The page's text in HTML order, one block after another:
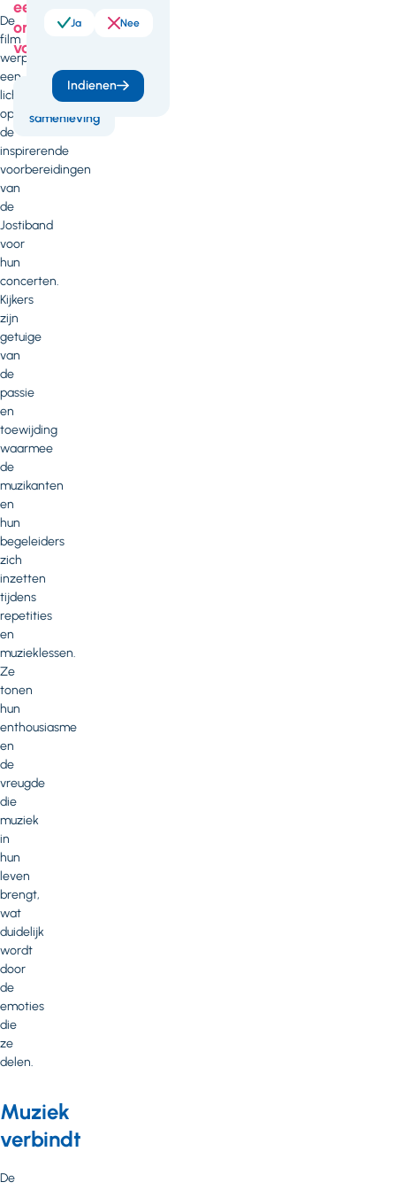
De
film
werpt
een
licht
op
de
inspirerende
voorbereidingen
van
de
Jostiband
voor
hun
concerten.
Kijkers
zijn
getuige
van
de
passie
en
toewijding
waarmee
de
muzikanten
en
hun
begeleiders
zich
inzetten
tijdens
repetities
en
muzieklessen.
Ze
tonen
hun
enthousiasme
en
de
vreugde
die
muziek
in
hun
leven
brengt,
wat
duidelijk
wordt
door
de
emoties
die
ze
delen.
Muziek
verbindt
De
een
onderdeel
van
Meedoen in
samenleving
Ja Nee
Indienen